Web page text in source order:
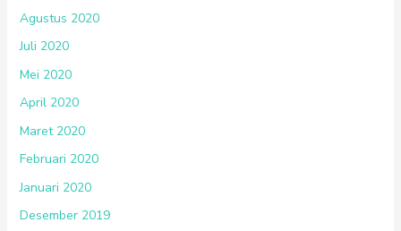
Agustus 2020
Juli 2020
Mei 2020
April 2020
Maret 2020
Februari 2020
Januari 2020
Desember 2019